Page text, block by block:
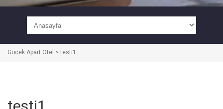
Göcek Apart Otel >testi1